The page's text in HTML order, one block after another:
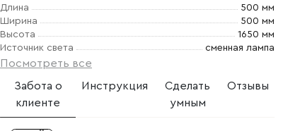
Длина
500 мм
Ширина
500 мм
Высота
1650 мм
Источник света
сменная лампа
Посмотреть все
Забота о
клиенте
Инструкция
Сделать
умным
Отзывы